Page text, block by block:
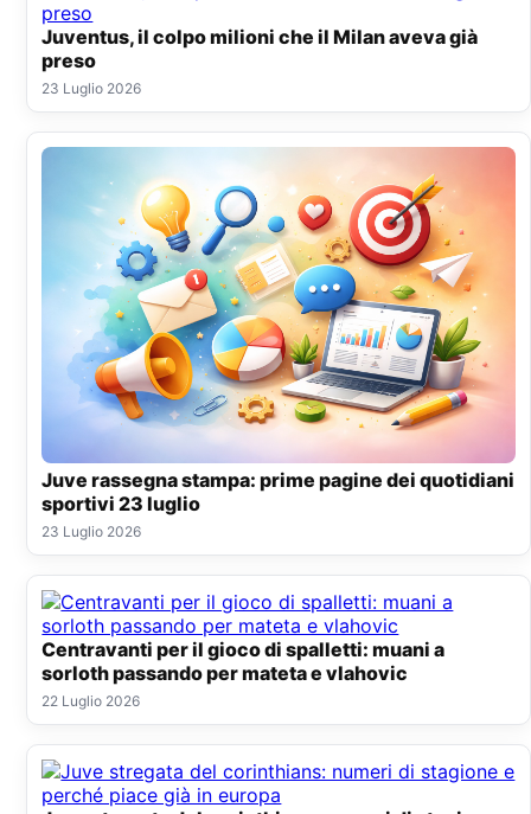
Juventus, il colpo milioni che il Milan aveva già
preso
23 Luglio 2026
Juve rassegna stampa: prime pagine dei quotidiani
sportivi 23 luglio
23 Luglio 2026
Centravanti per il gioco di spalletti: muani a
sorloth passando per mateta e vlahovic
22 Luglio 2026